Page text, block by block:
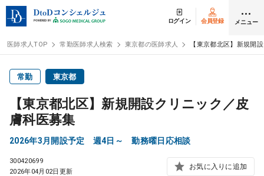
ログイン 会員登録 メニュー
医師求人
常勤検索
医師求人TOP 常勤医師求人検索 東京都の医師求人 【東京都北区】新規開
常勤 東京都
【東京都北区】新規開設クリニック／皮
膚科医募集
2026年3月開設予定 週4日～ 勤務曜日応相談
300420699
2026年04月02日更新
お気に入りに追加